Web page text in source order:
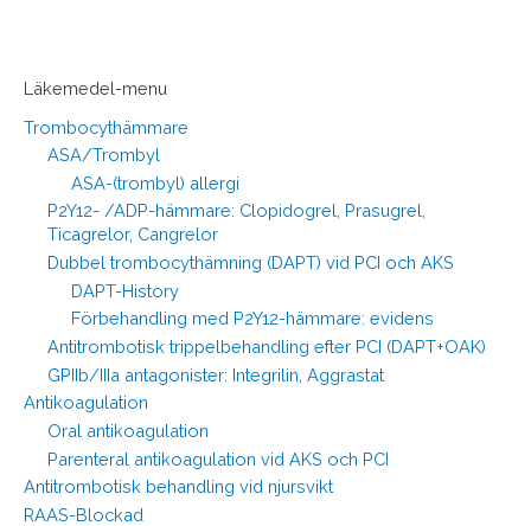
Läkemedel-menu
Trombocythämmare
ASA/Trombyl
ASA-(trombyl) allergi
P2Y12- /ADP-hämmare: Clopidogrel, Prasugrel,
Ticagrelor, Cangrelor
Dubbel trombocythämning (DAPT) vid PCI och AKS
DAPT-History
Förbehandling med P2Y12-hämmare: evidens
Antitrombotisk trippelbehandling efter PCI (DAPT+OAK)
GPIIb/IIIa antagonister: Integrilin, Aggrastat
Antikoagulation
Oral antikoagulation
Parenteral antikoagulation vid AKS och PCI
Antitrombotisk behandling vid njursvikt
RAAS-Blockad